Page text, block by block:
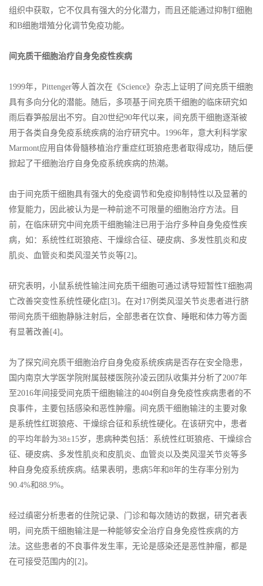
组织中获取，它不仅具有强大的分化潜力，而且还能通过抑制T细胞
和B细胞增殖分化调节免疫功能。
间充质干细胞治疗自身免疫性疾病
1999年，Pittenger等人首次在《Science》杂志上证明了间充质干细胞
具有多向分化的潜能。随后，多项基于间充质干细胞的临床研究如
雨后春笋般层出不穷。自20世纪90年代以来，间充质干细胞逐渐被
用于各类自身免疫系统疾病的治疗研究中。1996年，意大利科学家
Marmont应用自体骨髓移植治疗重症红斑狼疮患者取得成功，随后便
掀起了干细胞治疗自身免疫系统疾病的热潮。
由于间充质干细胞具有强大的免疫调节和免疫抑制特性以及显著的
修复能力，因此被认为是一种前途不可限量的细胞治疗方法。目
前，在临床研究中间充质干细胞输注已用于治疗多种自身免疫性疾
病，如：系统性红斑狼疮、干燥综合征、硬皮病、多发性肌炎和皮
肌炎、血管炎和类风湿关节炎等[2]。
研究表明，小鼠系统性输注间充质干细胞可通过诱导短暂性T细胞凋
亡改善突变性系统性硬化症[3]。在对17例类风湿关节炎患者进行脐
带间充质干细胞静脉注射后，全部患者在饮食、睡眠和体力等方面
有显著改善[4]。
为了探究间充质干细胞治疗自身免疫系统疾病是否存在安全隐患，
国内南京大学医学院附属鼓楼医院孙凌云团队收集并分析了2007年
至2016年间接受间充质干细胞输注的404例自身免疫性疾病患者的不
良事件，主要包括感染和恶性肿瘤。间充质干细胞输注的主要对象
是系统性红斑狼疮、干燥综合征和系统性硬化。在该研究中，患者
的平均年龄为38±15岁，患病种类包括：系统性红斑狼疮、干燥综合
征、硬皮病、多发性肌炎和皮肌炎、血管炎以及类风湿关节炎等多
种自身免疫系统疾病。结果表明，患病5年和8年的生存率分别为
90.4%和88.9%。
经过缜密分析患者的住院记录、门诊和每次随访的数据，研究者表
明，间充质干细胞输注是一种能够安全治疗自身免疫性疾病的方
法。这些患者的不良事件发生率，无论是感染还是恶性肿瘤，都是
在可接受范围内的[2]。